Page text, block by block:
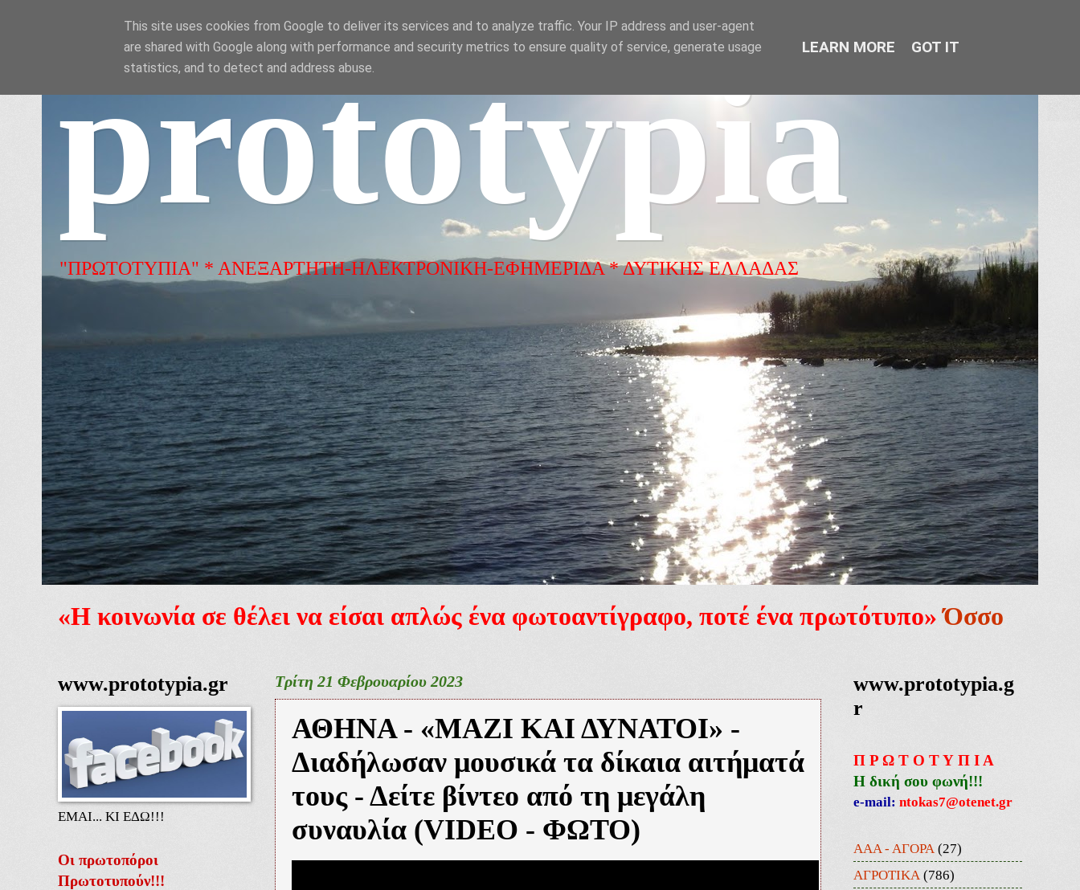
prototypia
"ΠΡΩΤΟΤΥΠΙΑ" * ΑΝΕΞΑΡΤΗΤΗ-ΗΛΕΚΤΡΟΝΙΚΗ-ΕΦΗΜΕΡΙΔΑ * ΔΥΤΙΚΗΣ ΕΛΛΑΔΑΣ
«Η κοινωνία σε θέλει να είσαι απλώς ένα φωτοαντίγραφο, ποτέ ένα πρωτότυπο» Όσσο
Τρίτη 21 Φεβρουαρίου 2023
ΑΘΗΝΑ - «ΜΑΖΙ ΚΑΙ ΔΥΝΑΤΟΙ» -
Διαδήλωσαν μουσικά τα δίκαια αιτήματά
τους - Δείτε βίντεο από τη μεγάλη
συναυλία (VIDEO - ΦΩΤΟ)
www.prototypia.gr
ΕΜΑΙ... ΚΙ ΕΔΩ!!!
Οι πρωτοπόροι
Πρωτοτυπούν!!!
www.prototypia.g
r
Π Ρ Ω Τ Ο Τ Υ Π Ι Α
Η δική σου φωνή!!!
e-mail: ntokas7@otenet.gr
ΑΑΑ - ΑΓΟΡΑ (27)
ΑΓΡΟΤΙΚΑ (786)
This site uses cookies from Google to deliver its services and to analyze traffic. Your IP address and user-agent
are shared with Google along with performance and security metrics to ensure quality of service, generate usage
statistics, and to detect and address abuse.
LEARN MORE GOT IT